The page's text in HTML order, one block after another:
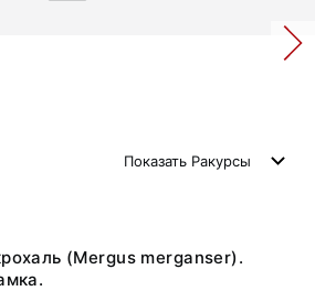
Показать Ракурсы
(Mergus merganser).